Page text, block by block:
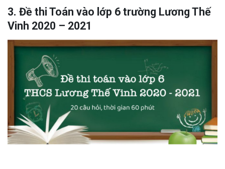
3. Đề thi Toán vào lớp 6 trường Lương Thế
Vinh 2020 – 2021